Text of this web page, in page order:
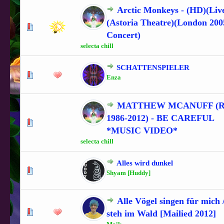
Arctic Monkeys -
(Astoria Theatre)(London
Concert)
selecta chill
0 Bewertung(en) - 0 von 5 durchschnittlich
12345
SCHATTENSPIELER
Enza
1 Bewertung(en) - 5 von 5 durchschnittlich
12345
MATTHEW MCANUFF
1986-2012) - BE CAREFUL
*MUSIC VIDEO*
selecta chill
0 Bewertung(en) - 0 von 5 durchschnittlich
12345
Alles wird dunkel
Shyam [Huddy]
0 Bewertung(en) - 0 von 5 durchschnittlich
1 234 5
Alle Vögel singen für mich
steh im Wald [Mailied 2012]
0 Bewertung(en) - 0 von 5 durchschnittlich
12345